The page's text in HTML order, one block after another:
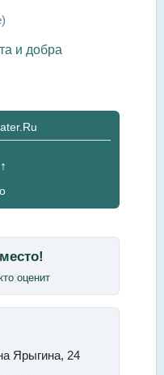
и добра
↑
оценит
Ярыгина, 24